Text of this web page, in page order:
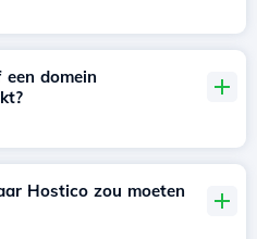
domein
Hostico zou moeten